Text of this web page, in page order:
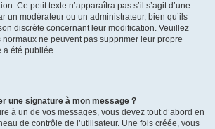
Ce petit texte n’apparaîtra pas s’il s’agit d’une
un modérateur ou un administrateur, bien qu’ils
discrète concernant leur modification. Veuillez
ne peuvent pas supprimer leur propre
a été publiée.
une signature à mon message ?
à un de vos messages, vous devez tout d’abord en
de contrôle de l’utilisateur. Une fois créée, vous